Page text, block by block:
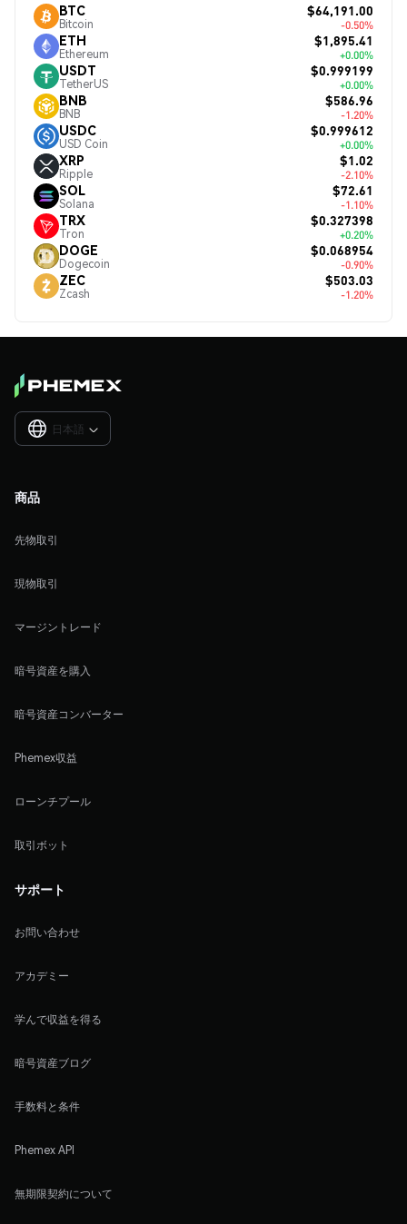
BTC
Bitcoin
$64,191.00
-0.50%
ETH
Ethereum
$1,895.41
+0.00%
USDT
TetherUS
$0.999199
+0.00%
BNB
BNB
$586.96
-1.20%
USDC
USD Coin
$0.999612
+0.00%
XRP
Ripple
$1.02
-2.10%
SOL
Solana
$72.61
-1.10%
TRX
Tron
$0.327398
+0.20%
DOGE
Dogecoin
$0.068954
-0.90%
ZEC
Zcash
$503.03
-1.20%
日本語 
商品
先物取引
現物取引
マージントレード
暗号資産を購入
暗号資産コンバーター
Phemex収益
ローンチプール
取引ボット
サポート
お問い合わせ
アカデミー
学んで収益を得る
暗号資産ブログ
手数料と条件
Phemex API
無期限契約について